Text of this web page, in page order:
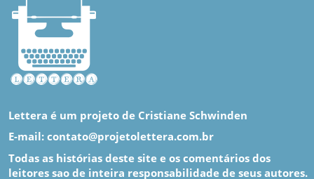
Lettera é um projeto de Cristiane Schwinden
E-mail: contato@projetolettera.com.br
Todas as histórias deste site e os comentários dos
leitores sao de inteira responsabilidade de seus autores.